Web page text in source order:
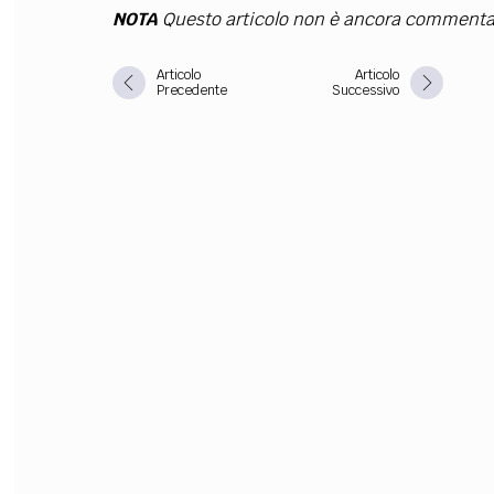
NOTAQuesto articolo non è ancora
Articolo
Precedente
Articolo
Successivo